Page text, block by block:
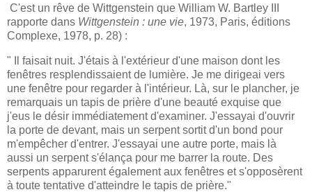
C'est un rêve de Wittgenstein que William W. Bartley III
rapporte dans Wittgenstein : une vie, 1973, Paris, éditions
Complexe, 1978, p. 28) :
" Il faisait nuit. J'étais à l'extérieur d'une maison dont les
fenêtres resplendissaient de lumière. Je me dirigeai vers
une fenêtre pour regarder à l'intérieur. Là, sur le plancher, je
remarquais un tapis de prière d'une beauté exquise que
j'eus le désir immédiatement d'examiner. J'essayai d'ouvrir
la porte de devant, mais un serpent sortit d'un bond pour
m'empêcher d'entrer. J'essayai une autre porte, mais là
aussi un serpent s'élança pour me barrer la route. Des
serpents apparurent également aux fenêtres et s'opposèrent
à toute tentative d'atteindre le tapis de prière."